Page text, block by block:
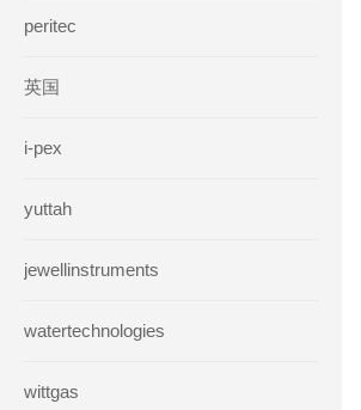
peritec
英国
i-pex
yuttah
jewellinstruments
watertechnologies
wittgas